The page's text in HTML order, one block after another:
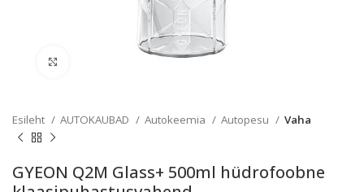
Esileht AUTOKAUBAD Autokeemia Autopesu Vaha
GYEON Q2M Glass+ 500ml hüdrofoobne